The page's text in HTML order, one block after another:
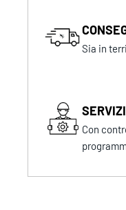
Sia in
Con